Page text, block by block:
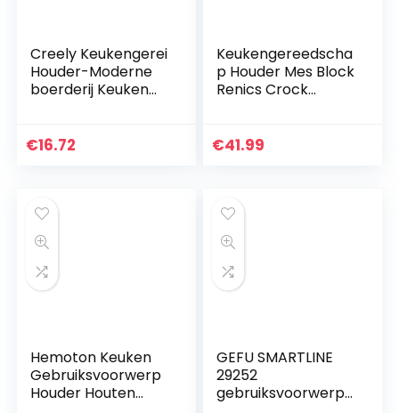
Creely Keukengerei
Houder-Moderne
boerderij Keuken
Gebruiksvoorwerp
€16.72
Keukengereedscha
p Houder Mes Block
Renics Crock
Easy Cleaning
€41.99
Hemoton Keuken
Gebruiksvoorwerp
Houder Houten
GEFU SMARTLINE
29252
gebruiksvoorwerpe